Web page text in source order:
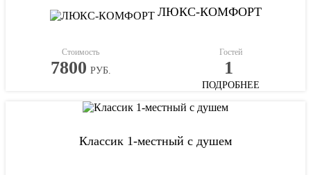
ЛЮКС-КОМФОРТ
Стоимость
7800 РУБ.
Гостей
1
ПОДРОБНЕЕ
Классик 1-местный с душем